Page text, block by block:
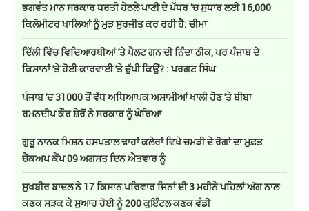
ਭਗਵੰਤ ਮਾਨ ਸਰਕਾਰ ਧਰਤੀ ਹੇਠਲੇ ਪਾਣੀ ਦੇ ਪੱਧਰ ‘ਚ ਸੁਧਾਰ ਲਈ 16,000
ਕਿਲੋਮੀਟਰ ਖਾਲਿਆਂ ਨੂੰ ਮੁੜ ਸੁਰਜੀਤ ਕਰ ਰਹੀ ਹੈ: ਚੀਮਾ
ਦਿੱਲੀ ਵਿੱਚ ਵਿਦਿਆਰਥੀਆਂ 'ਤੇ ਪੈਲਟ ਗਨ ਦੀ ਨਿੰਦਾ ਠੀਕ, ਪਰ ਪੰਜਾਬ ਦੇ
ਕਿਸਾਨਾਂ 'ਤੇ ਹੋਈ ਕਾਰਵਾਈ 'ਤੇ ਚੁੱਪੀ ਕਿਉਂ? : ਪਰਗਟ ਸਿੰਘ
ਪੰਜਾਬ 'ਚ 31000 ਤੋਂ ਵੱਧ ਅਧਿਆਪਕ ਅਸਾਮੀਆਂ ਖਾਲੀ ਹੋਣ 'ਤੇ ਬੀਬਾ
ਰਮਨਦੀਪ ਕੌਰ ਸ਼ੇਰੋਂ ਨੇ ਸਰਕਾਰ ਨੂੰ ਘੇਰਿਆ
ਗੁਰੂ ਨਾਨਕ ਮਿਸ਼ਨ ਹਸਪਤਾਲ ਢਾਹਾਂ ਕਲੇਰਾਂ ਵਿਖੇ ਚਮੜੀ ਦੇ ਰੋਗਾਂ ਦਾ ਮੁਫ਼ਤ
ਚੈੱਕਅਪ ਕੈਂਪ 09 ਅਗਸਤ ਦਿਨ ਐਤਵਾਰ ਨੂੰ
ਸੁਖਬੀਰ ਬਾਦਲ ਨੇ 17 ਕਿਸਾਨ ਪਰਿਵਾਰ ਜਿਨਾਂ ਦੀ 3 ਮਹੀਨੇ ਪਹਿਲਾਂ ਅੱਗ ਨਾਲ
ਕਣਕ ਸੜਕ ਕੇ ਸੁਆਹ ਹੋਈ ਨੂੰ 200 ਕੁਇੰਟਲ ਕਣਕ ਵੰਡੀ